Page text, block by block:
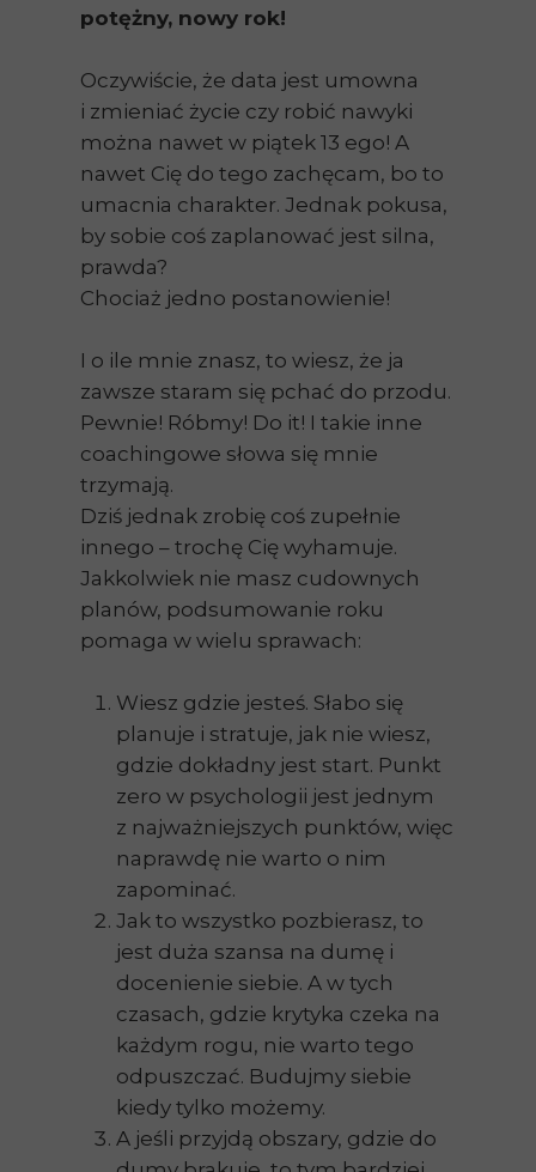
potężny, nowy rok!
Oczywiście, że data jest umowna
i zmieniać życie czy robić nawyki
można nawet w piątek 13 ego! A
nawet Cię do tego zachęcam, bo to
umacnia charakter. Jednak pokusa,
by sobie coś zaplanować jest silna,
prawda?
Chociaż jedno postanowienie!
I o ile mnie znasz, to wiesz, że ja
zawsze staram się pchać do przodu.
Pewnie! Róbmy! Do it! I takie inne
coachingowe słowa się mnie
trzymają.
Dziś jednak zrobię coś zupełnie
innego – trochę Cię wyhamuje.
Jakkolwiek nie masz cudownych
planów, podsumowanie roku
pomaga w wielu sprawach:
Wiesz gdzie jesteś. Słabo się
planuje i stratuje, jak nie wiesz,
gdzie dokładny jest start. Punkt
zero w psychologii jest jednym
z najważniejszych punktów, więc
naprawdę nie warto o nim
zapominać.
Jak to wszystko pozbierasz, to
jest duża szansa na dumę i
docenienie siebie. A w tych
czasach, gdzie krytyka czeka na
każdym rogu, nie warto tego
odpuszczać. Budujmy siebie
kiedy tylko możemy.
A jeśli przyjdą obszary, gdzie do